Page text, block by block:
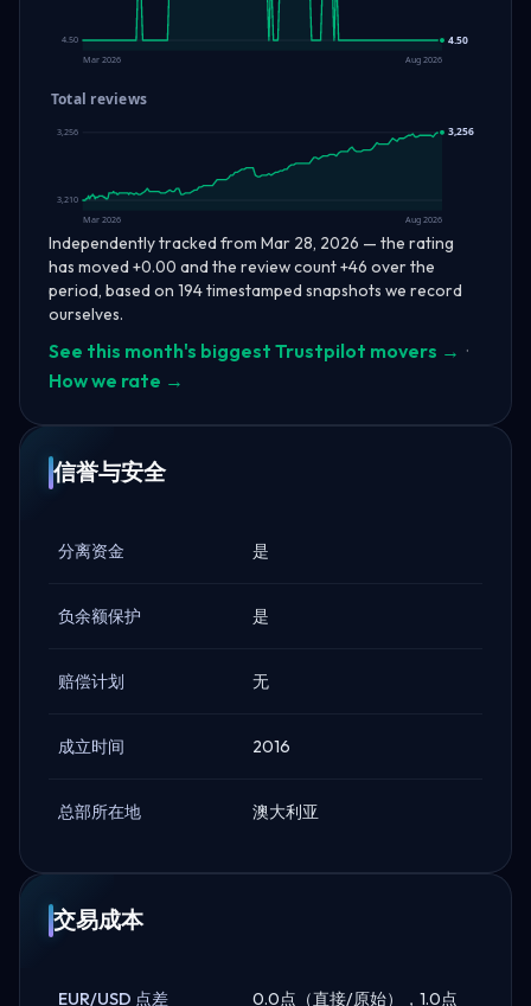
4.50 4.50
Mar 2026 Aug 2026
Total reviews
3,256
3,210
3,256
Mar 2026 Aug 2026
Independently tracked from Mar 28, 2026 — the rating
has moved +0.00 and the review count +46 over the
period, based on 194 timestamped snapshots we record
ourselves.
See this month's biggest Trustpilot movers → ·
How we rate →
信誉与安全
分离资金 是
负余额保护 是
赔偿计划 无
成立时间 2016
总部所在地 澳大利亚
交易成本
EUR/USD 点差 0.0点（直接/原始），1.0点